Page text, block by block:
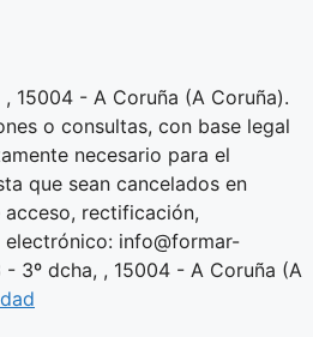
15004 - A Coruña (A Coruña).
o consultas, con base legal
necesario para el
que sean cancelados en
rectificación,
info@formar-
3º dcha, , 15004 - A Coruña (A